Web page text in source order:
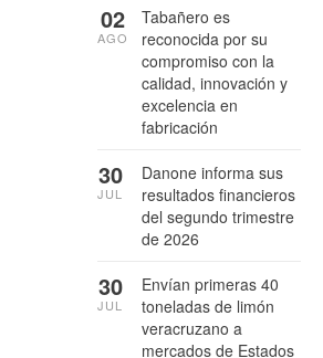
Tabañero es
reconocida por su
compromiso con la
calidad, innovación y
excelencia en
fabricación
02
AGO
Danone informa sus
resultados financieros
del segundo trimestre
de 2026
30
JUL
Envían primeras 40
toneladas de limón
veracruzano a
mercados de Estados
30
JUL